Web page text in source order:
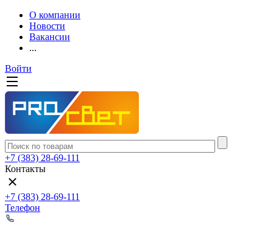
О компании
Новости
Вакансии
...
Войти
+7 (383) 28-69-111
Контакты
+7 (383) 28-69-111
Телефон